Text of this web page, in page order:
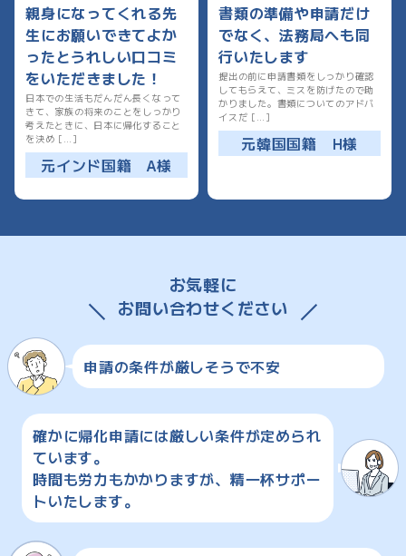
親身になってくれる先
生にお願いできてよか
ったとうれしい口コミ
をいただきました！
日本での生活もだんだん長くなって
きて、家族の将来のことをしっかり
考えたときに、日本に帰化すること
を決め […]
元インド国籍 A様
書類の準備や申請だけ
でなく、法務局へも同
行いたします
提出の前に申請書類をしっかり確認
してもらえて、ミスを防げたので助
かりました。書類についてのアドバ
イスだ […]
元韓国国籍 H様
お気軽に
お問い合わせください
申請の条件が厳しそうで不安
確かに帰化申請には厳しい条件が定められ
ています。
時間も労力もかかりますが、精一杯サポー
トいたします。